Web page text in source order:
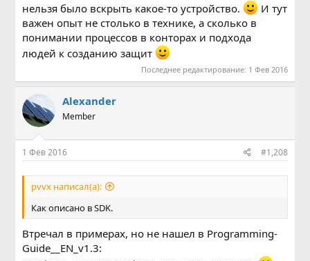
нельзя было вскрыть какое-то устройство.
И тут
важен опыт не столько в технике, а сколько в
понимании процессов в конторах и подхода
людей к созданию защит
Последнее редактирование: 1 Фев 2016
Alexander
Member
1 Фев 2016 #1,208
pvvx написал(а):
Как описано в SDK.
Втречал в примерах, но не нашел в Programming-
Guide__EN_v1.3: